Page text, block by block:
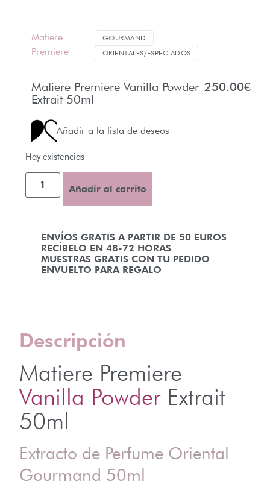
Matiere
Premiere
GOURMAND
ORIENTALES/ESPECIADOS
Matiere Premiere Vanilla Powder
Extrait 50ml
250.00€
Añadir a la lista de deseos
ENVÍOS GRATIS A PARTIR DE 50 EUROS
RECÍBELO EN 48-72 HORAS
MUESTRAS GRATIS CON TU PEDIDO
ENVUELTO PARA REGALO
Hay existencias
Añadir al carrito
Descripción
Matiere Premiere
Vanilla PowderExtrait
50ml
Extracto de Perfume Oriental
Gourmand 50ml